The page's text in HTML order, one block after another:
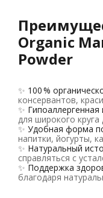
Organic
Powder
✨ 100 %
консервантов,
✨
для широкого круга
✨ Удобная форма
напитки, йогурты,
✨ Натуральный
справляться с
✨Поддержка
благодаря